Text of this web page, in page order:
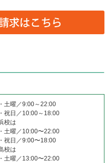
土曜／9:00～22:00
祝日／10:00～18:00
校は
土曜／10:00〜22:00
祝日／9:00〜18:00
校は
土曜／13:00〜22:00